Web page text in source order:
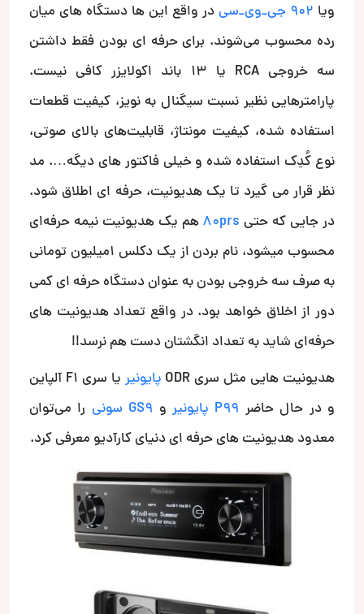
ویا 902 جی_وی_سی
در واقع این ها دستگاه های میان
رده محسوب می‌شوند. برای حرفه ای بودن فقط داشتن
سه خروجی RCA یا ۱۳ باند اکولایزر کافی نیست.
پارامترهایی نظیر نسبت سیگنال به نویز، کیفیت قطعات
استفاده شده، کیفیت مونتاژ، قابلیت‌های بالای صوتی،
نوع کُدِک استفاده شده و خیلی فاکتور های دیگه…. مد
نظر قرار می گیرد تا یک هدیونیت، حرفه ای اطلاق شود.
در جایی که حتی 80prsهم یک هدیونیت نیمه حرفه‌ای
محسوب میشود، نام بردن از یک دکلس ۱میلیون تومانی
به صرف سه خروجی بودن به عنوان دستگاه حرفه ای کمی
دور از اخلاق خواهد بود. در واقع تعداد هدیونیت های
حرفه‌ای شاید به تعداد انگشتان دست هم نرسد!!
هدیونیت هایی مثل سری ODR
پایونیر
یا سری F1 آلپاین
و در حال حاضر P99 پایونیر و
را می‌توان
معدود هدیونیت های حرفه ای دنیای کارآدیو معرفی کرد.